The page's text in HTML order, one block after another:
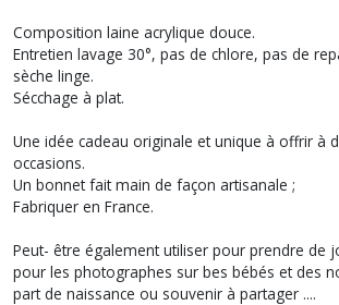
Composition laine acrylique douce.
Entretien lavage 30°, pas de chlore, pas de
sèche linge.
Sécchage à plat.
Une idée cadeau originale et unique à offrir à
occasions.
Un bonnet fait main de façon artisanale ;
Fabriquer en France.
Peut- être également utiliser pour prendre de
pour les photographes sur bes bébés et des
part de naissance ou souvenir à partager ....